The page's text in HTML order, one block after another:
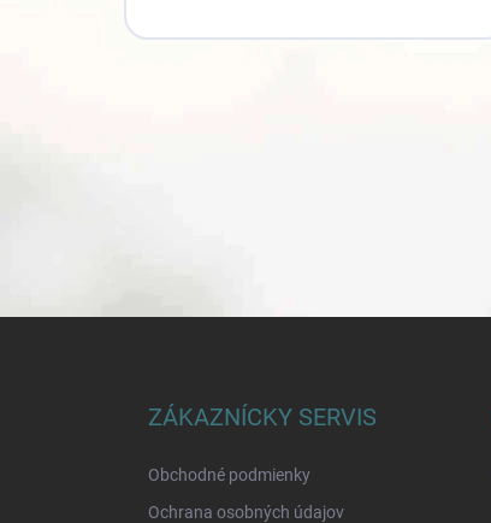
ZÁKAZNÍCKY SERVIS
Obchodné podmienky
Ochrana osobných údajov